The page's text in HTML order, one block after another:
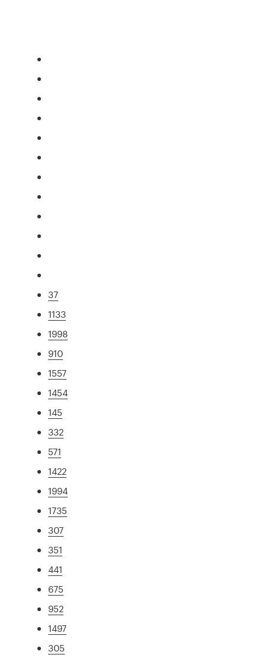
37
1133
1998
910
1557
1454
145
332
571
1422
1994
1735
307
351
441
675
952
1497
305